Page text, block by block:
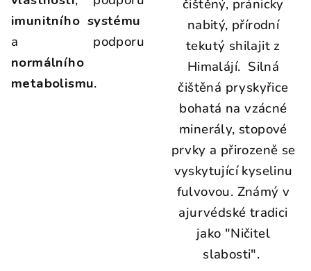
imunitního systému
a podporu
normálního
metabolismu.
čištěný, pránicky
nabitý, přírodní
tekutý shilajit z
Himalájí. Silná
čištěná pryskyřice
bohatá na vzácné
minerály, stopové
prvky a přirozeně se
vyskytující kyselinu
fulvovou. Známý v
ajurvédské tradici
jako "Ničitel
slabosti".